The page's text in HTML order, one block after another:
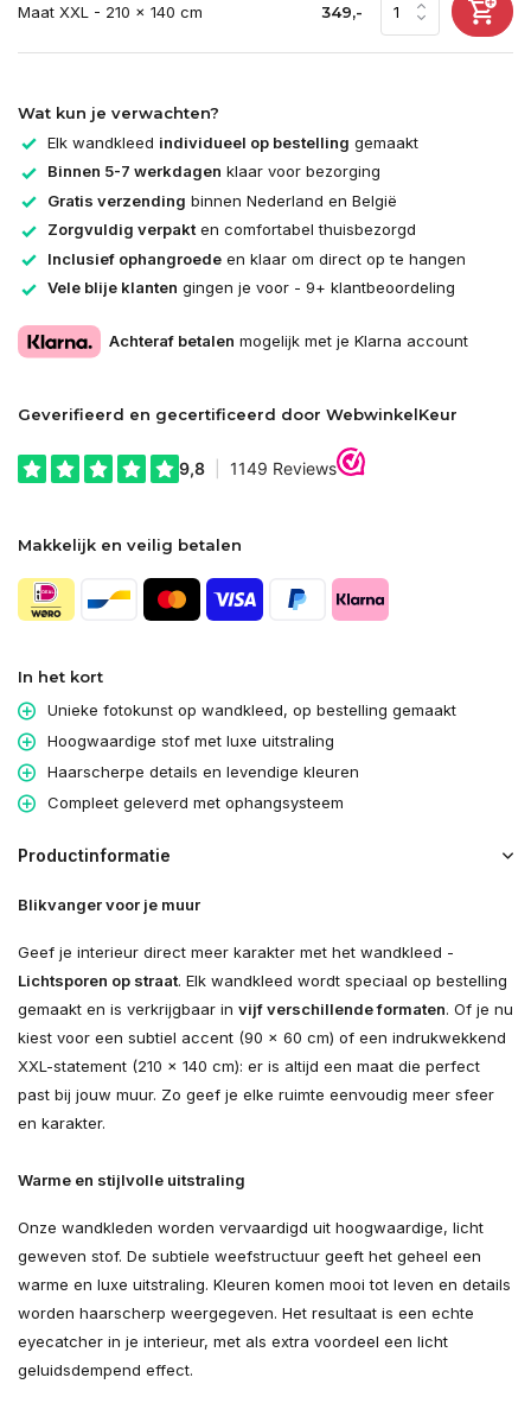
Maat XXL - 210 x 140 cm 349,-
Wat kun je verwachten?
Elk wandkleed individueel op bestelling gemaakt
Binnen 5-7 werkdagen klaar voor bezorging
Gratis verzending binnen Nederland en België
Zorgvuldig verpakten comfortabel thuisbezorgd
Inclusief ophangroede en klaar om direct op te hangen
Vele blije klanten gingen je voor - 9+ klantbeoordeling
Achteraf betalen mogelijk met je Klarna account
Geverifieerd en gecertificeerd door WebwinkelKeur
Makkelijk en veilig betalen
In het kort
Unieke fotokunst op wandkleed, op bestelling gemaakt
Hoogwaardige stof met luxe uitstraling
Haarscherpe details en levendige kleuren
Compleet geleverd met ophangsysteem
Productinformatie
Blikvanger voor je muur
Geef je interieur direct meer karakter met het wandkleed -
Lichtsporen op straat. Elk wandkleed wordt speciaal op bestelling
gemaakt en is verkrijgbaar in vijf verschillende formaten. Of je nu
kiest voor een subtiel accent (90 × 60 cm) of een indrukwekkend
XXL-statement (210 × 140 cm): er is altijd een maat die perfect
past bij jouw muur. Zo geef je elke ruimte eenvoudig meer sfeer
en karakter.
Warme en stijlvolle uitstraling
Onze wandkleden worden vervaardigd uit hoogwaardige, licht
geweven stof. De subtiele weefstructuur geeft het geheel een
warme en luxe uitstraling. Kleuren komen mooi tot leven en details
worden haarscherp weergegeven. Het resultaat is een echte
eyecatcher in je interieur, met als extra voordeel een licht
geluidsdempend effect.